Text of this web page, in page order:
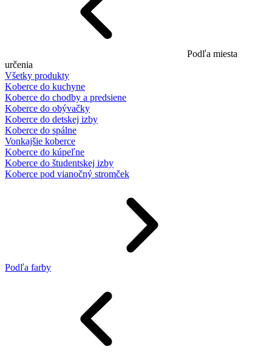
Podľa miesta
určenia
Všetky produkty
Koberce do kuchyne
Koberce do chodby a predsiene
Koberce do obývačky
Koberce do detskej izby
Koberce do spálne
Vonkajšie koberce
Koberce do kúpeľne
Koberce do študentskej izby
Koberce pod vianočný stromček
Podľa farby